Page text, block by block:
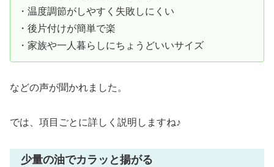
・温度調節がしやすく失敗しにくい
・後片付けが簡単で楽
・家族や一人暮らしにちょうどいいサイズ
などの声が聞かれました。
では、項目ごとに詳しく説明しますね♪
少量の油でカラッと揚がる